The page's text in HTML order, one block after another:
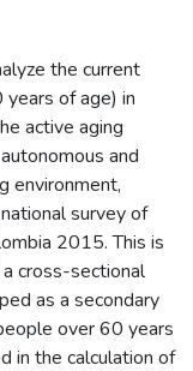
the current
of age) in
active aging
and
environment,
survey of
2015. This is
cross-sectional
as a secondary
over 60 years
in the calculation of